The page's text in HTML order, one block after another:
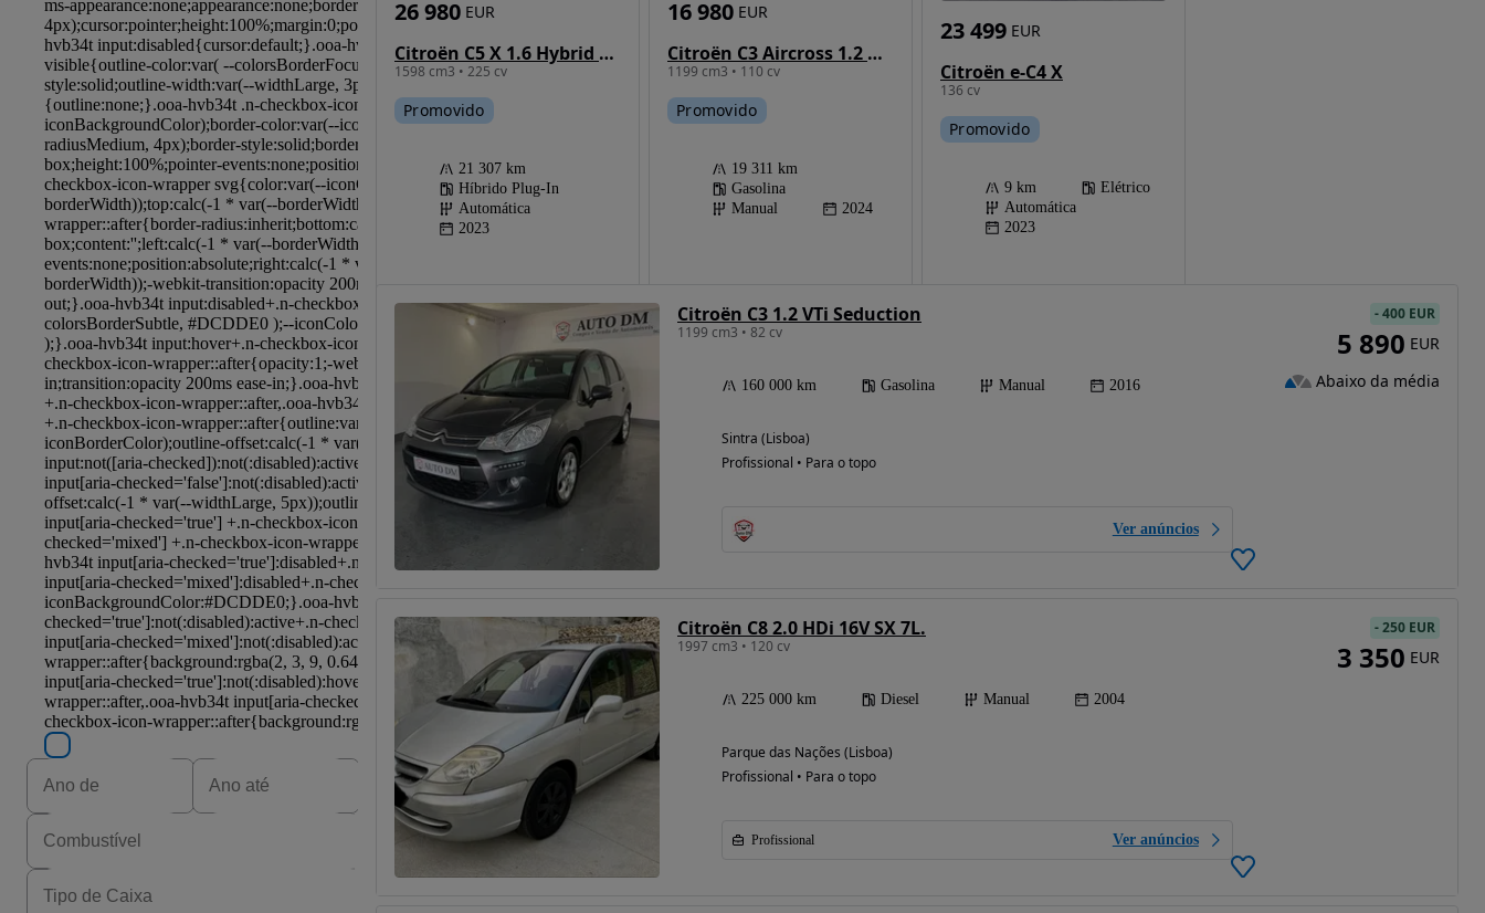
financiamento
Citroën C5 X 1.6 Hybrid Plus e-EAT8
1598 cm3 • 225 cv
26 980 EUR
Promovido
21 307 km
Híbrido Plug-In
Automática
2023
Citroën C3 Aircross 1.2 PureTech Shine Pack
1199 cm3 • 110 cv
16 980 EUR
Promovido
19 311 km
Gasolina
Manual
2024
Citroën e-C4 X
136 cv
23 499 EUR
Promovido
9 km
Elétrico
Automática
2023
Citroën C3 1.2 VTi Seduction
1199 cm3 • 82 cv
160 000 km Gasolina Manual 2016
Sintra (Lisboa)
Profissional • Para o topo
Ver anúncios
-400 EUR
5 890 EUR
Abaixo da média
Citroën C8 2.0 HDi 16V SX 7L.
1997 cm3 • 120 cv
225 000 km Diesel Manual 2004
Parque das Nações (Lisboa)
Profissional • Para o topo
Profissional Ver anúncios
-250 EUR
3 350 EUR